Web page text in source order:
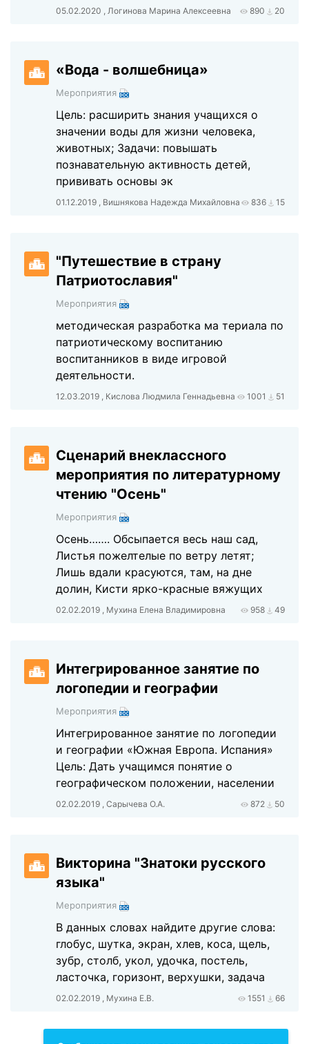
05.02.2020 , Логинова Марина Алексеевна 890 20
«Вода - волшебница»
Мероприятия
Цель: расширить знания учащихся о
значении воды для жизни человека,
животных; Задачи: повышать
познавательную активность детей,
прививать основы эк
01.12.2019 , Вишнякова Надежда Михайловна 836 15
"Путешествие в страну
Патриотославия"
Мероприятия
методическая разработка ма териала по
патриотическому воспитанию
воспитанников в виде игровой
деятельности.
12.03.2019 , Кислова Людмила Геннадьевна 1001 51
Сценарий внеклассного
мероприятия по литературному
чтению "Осень"
Мероприятия
Осень……. Обсыпается весь наш сад,
Листья пожелтелые по ветру летят;
Лишь вдали красуются, там, на дне
долин, Кисти ярко-красные вяжущих
02.02.2019 , Мухина Елена Владимировна 958 49
Интегрированное занятие по
логопедии и географии
Мероприятия
Интегрированное занятие по логопедии
и географии «Южная Европа. Испания»
Цель: Дать учащимся понятие о
географическом положении, населении
02.02.2019 , Сарычева О.А. 872 50
Викторина "Знатоки русского
языка"
Мероприятия
В данных словах найдите другие слова:
глобус, шутка, экран, хлев, коса, щель,
зубр, столб, укол, удочка, постель,
ласточка, горизонт, верхушки, задача
02.02.2019 , Мухина Е.В. 1551 66